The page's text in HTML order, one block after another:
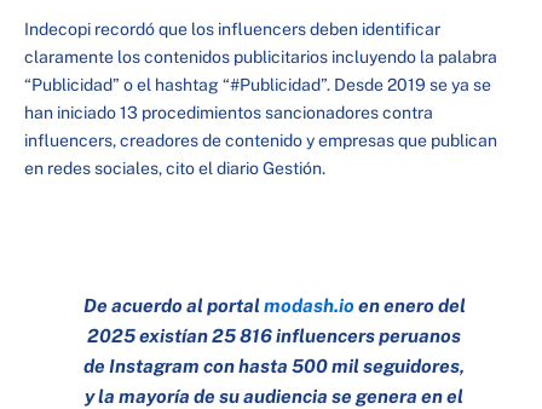
Indecopi recordó que los influencers deben identificar
claramente los contenidos publicitarios incluyendo la palabra
“Publicidad” o el hashtag “#Publicidad”. Desde 2019 se ya se
han iniciado 13 procedimientos sancionadores contra
influencers, creadores de contenido y empresas que publican
en redes sociales, cito el diario Gestión.
De acuerdo al portalmodash.ioen enero del
2025 existían 25 816 influencers peruanos
de Instagram con hasta 500 mil seguidores,
y la mayoría de su audiencia se genera en el